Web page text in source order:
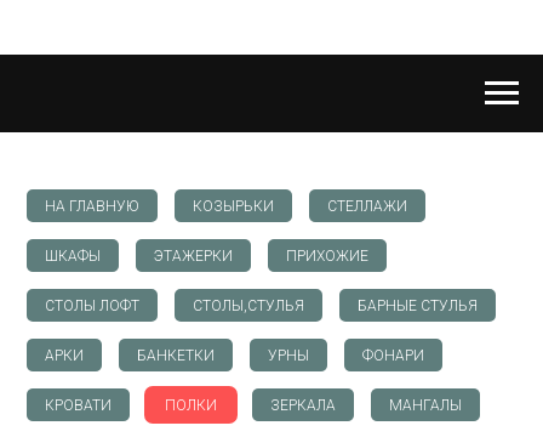
НА ГЛАВНУЮ КОЗЫРЬКИ СТЕЛЛАЖИ
ШКАФЫ ЭТАЖЕРКИ ПРИХОЖИЕ
СТОЛЫ ЛОФТ СТОЛЫ,СТУЛЬЯ БАРНЫЕ СТУЛЬЯ
АРКИ БАНКЕТКИ УРНЫ ФОНАРИ
КРОВАТИ ПОЛКИ ЗЕРКАЛА МАНГАЛЫ